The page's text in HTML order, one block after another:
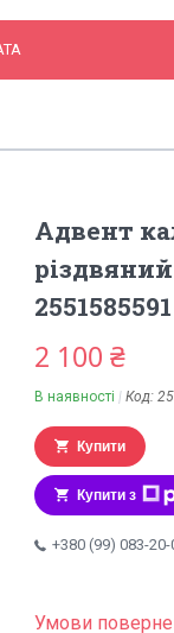
Адвент
2551585591
2 100 ₴
В наявності Код:
Купити
Купити з
+380 (99) 083-20-